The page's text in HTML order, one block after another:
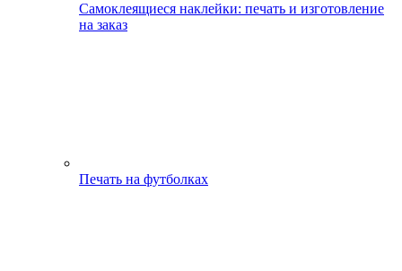
Самоклеящиеся наклейки: печать и изготовление
на заказ
Печать на футболках